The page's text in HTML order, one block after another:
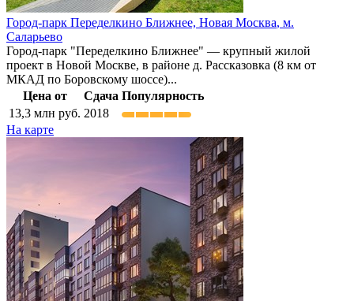
Город-парк Переделкино Ближнее, Новая Москва, м.
Саларьево
Город-парк "Переделкино Ближнее" — крупный жилой
проект в Новой Москве, в районе д. Рассказовка (8 км от
МКАД по Боровскому шоссе)...
Цена от
Сдача Популярность
13,3 млн руб. 2018
На карте